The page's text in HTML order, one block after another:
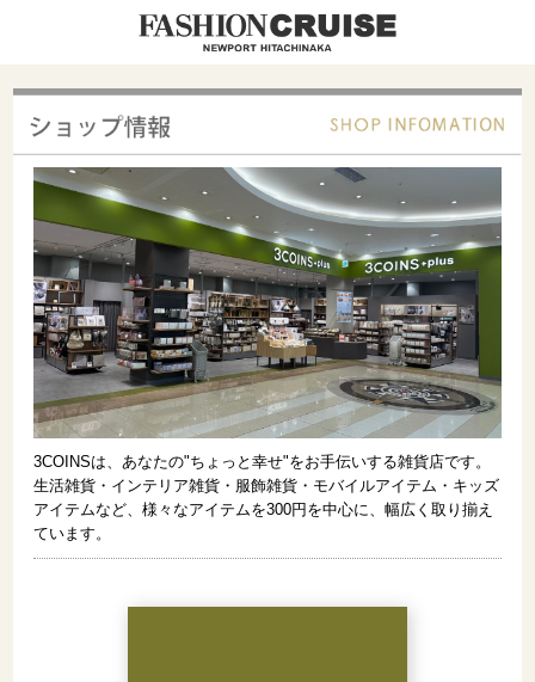
3COINSは、あなたの"ちょっと幸せ"をお手伝いする雑貨店です。
生活雑貨・インテリア雑貨・服飾雑貨・モバイルアイテム・キッズ
アイテムなど、様々なアイテムを300円を中心に、幅広く取り揃え
ています。